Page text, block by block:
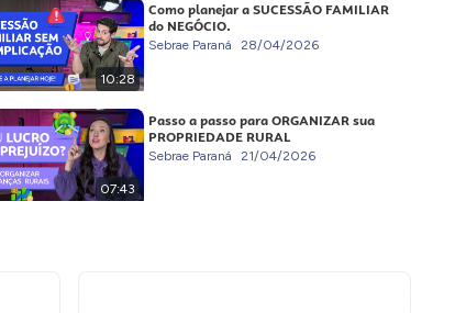
10:28
Como planejar a SUCESSÃO FAMILIAR
do NEGÓCIO.
Sebrae Paraná 28/04/2026
07:43
Passo a passo para ORGANIZAR sua
PROPRIEDADE RURAL
Sebrae Paraná 21/04/2026